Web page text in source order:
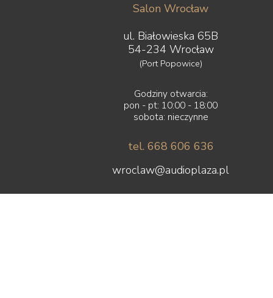
Salon Wrocław
ul. Białowieska 65B
54-234 Wrocław
(Port Popowice)
Godziny otwarcia:
pon - pt: 10:00 - 18:00
sobota: nieczynne
tel. 668 606 636
wroclaw@audioplaza.pl